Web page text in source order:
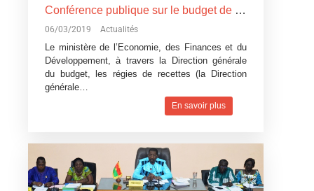
Conférence publique sur le budget de l’Etat, exercice 2019: Devoir de transparence vis-à-vis des citoyens burkinabè
06/03/2019 Actualités
Le ministère de l’Economie, des Finances et du
Développement, à travers la Direction générale
du budget, les régies de recettes (la Direction
générale…
En savoir plus